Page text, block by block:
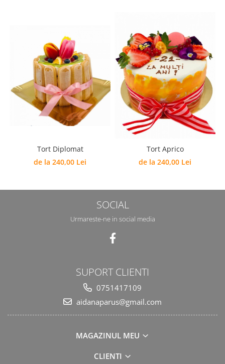
Tort Diplomat
de la 240,00 Lei
Tort Aprico
de la 240,00 Lei
SOCIAL
Urmareste-ne in social media
SUPORT CLIENTI
0751417109
aidanaparus@gmail.com
MAGAZINUL MEU
CLIENTI